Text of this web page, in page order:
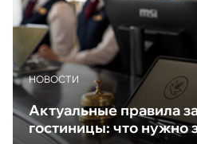
НОВОСТИ
Актуальные правила
гостиницы: что нужно